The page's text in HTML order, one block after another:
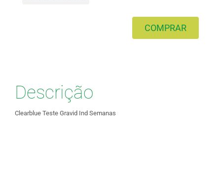
COMPRAR
Descrição
Clearblue Teste Gravid Ind Semanas